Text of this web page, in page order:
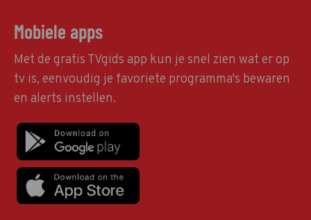
Mobiele apps
Met de gratis TVgids app kun je snel zien wat er op
tv is, eenvoudig je favoriete programma's bewaren
en alerts instellen.